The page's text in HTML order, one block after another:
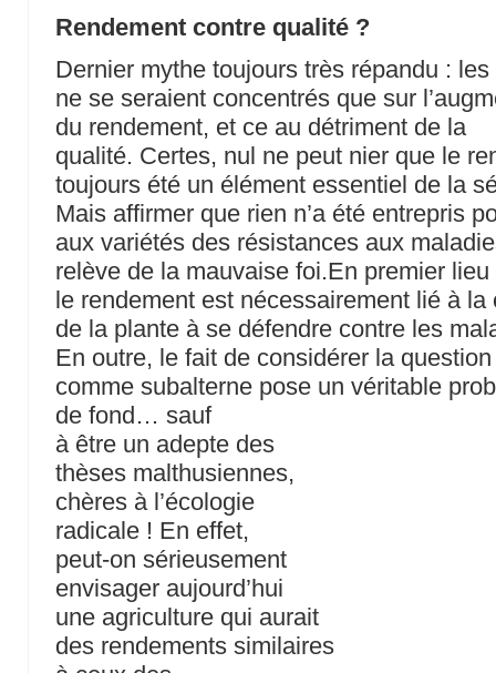
Rendement contre qualité ?
Dernier mythe toujours très répandu :
ne se seraient concentrés que sur
du rendement, et ce au détriment de la
qualité. Certes, nul ne peut nier que le
toujours été un élément essentiel de la
Mais affirmer que rien n’a été entrepris
aux variétés des résistances aux
relève de la mauvaise foi.En premier
le rendement est nécessairement lié à la
de la plante à se défendre contre les
En outre, le fait de considérer la
comme subalterne pose un véritable
de fond… sauf
à être un adepte des
thèses malthusiennes,
chères à l’écologie
radicale ! En effet,
peut-on sérieusement
envisager aujourd’hui
une agriculture qui aurait
des rendements similaires